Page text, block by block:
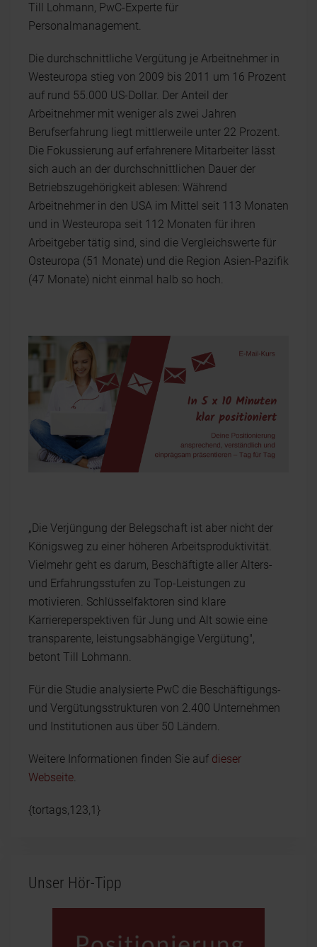
Till Lohmann, PwC-Experte für
Personalmanagement.
Die durchschnittliche Vergütung je Arbeitnehmer in
Westeuropa stieg von 2009 bis 2011 um 16 Prozent
auf rund 55.000 US-Dollar. Der Anteil der
Arbeitnehmer mit weniger als zwei Jahren
Berufserfahrung liegt mittlerweile unter 22 Prozent.
Die Fokussierung auf erfahrenere Mitarbeiter lässt
sich auch an der durchschnittlichen Dauer der
Betriebszugehörigkeit ablesen: Während
Arbeitnehmer in den USA im Mittel seit 113 Monaten
und in Westeuropa seit 112 Monaten für ihren
Arbeitgeber tätig sind, sind die Vergleichswerte für
Osteuropa (51 Monate) und die Region Asien-Pazifik
(47 Monate) nicht einmal halb so hoch.
„Die Verjüngung der Belegschaft ist aber nicht der
Königsweg zu einer höheren Arbeitsproduktivität.
Vielmehr geht es darum, Beschäftigte aller Alters-
und Erfahrungsstufen zu Top-Leistungen zu
motivieren. Schlüsselfaktoren sind klare
Karriereperspektiven für Jung und Alt sowie eine
transparente, leistungsabhängige Vergütung",
betont Till Lohmann.
Für die Studie analysierte PwC die Beschäftigungs-
und Vergütungsstrukturen von 2.400 Unternehmen
und Institutionen aus über 50 Ländern.
Weitere Informationen finden Sie auf dieser
Webseite
{tortags,123,1}
Unser Hör-Tipp